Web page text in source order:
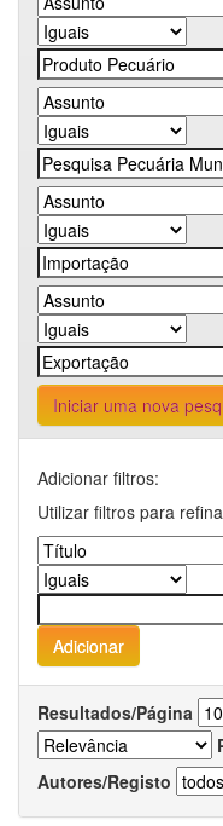
Iniciar uma nova
Adicionar filtros:
Utilizar filtros para
Resultados/Página
Autores/Registo